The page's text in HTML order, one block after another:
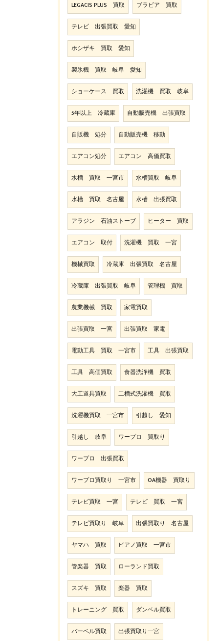
LEGACIS PLUS 買取 ブラビア 買取
テレビ 出張買取 愛知
ホシザキ 買取 愛知
製氷機 買取 岐阜 愛知
ショーケース 買取 洗濯機 買取 岐阜
5年以上 冷蔵庫 自動販売機 出張買取
自販機 処分 自動販売機 移動
エアコン処分 エアコン 高価買取
水槽 買取 一宮市 水槽買取 岐阜
水槽 買取 名古屋 水槽 出張買取
アラジン 石油ストーブ ヒーター 買取
エアコン 取付 洗濯機 買取 一宮
機械買取 冷蔵庫 出張買取 名古屋
冷蔵庫 出張買取 岐阜 管理機 買取
農業機械 買取 家電買取
出張買取 一宮 出張買取 家電
電動工具 買取 一宮市 工具 出張買取
工具 高価買取 食器洗浄機 買取
大工道具買取 二槽式洗濯機 買取
洗濯機買取 一宮市 引越し 愛知
引越し 岐阜 ワープロ 買取り
ワープロ 出張買取
ワープロ買取り 一宮市 OA機器 買取り
テレビ買取 一宮 テレビ 買取 一宮
テレビ買取り 岐阜 出張買取り 名古屋
ヤマハ 買取 ピアノ買取 一宮市
管楽器 買取 ローランド買取
スズキ 買取 楽器 買取
トレーニング 買取 ダンベル買取
バーベル買取 出張買取り一宮